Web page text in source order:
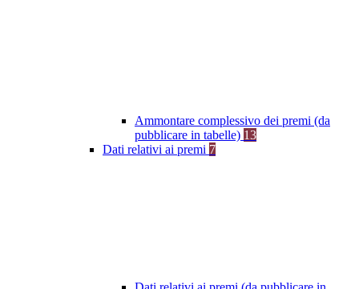
Ammontare complessivo dei premi (da
pubblicare in tabelle) 13
Dati relativi ai premi 7